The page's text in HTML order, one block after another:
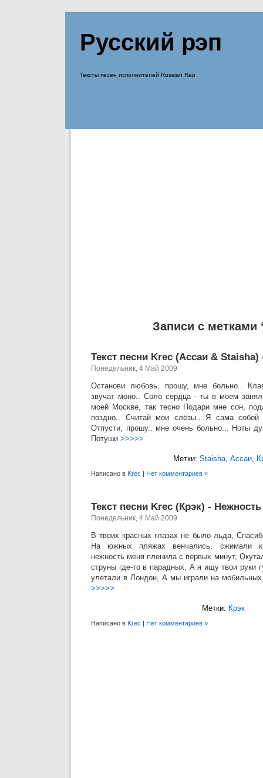
Русский рэп
Тексты песен исполнителей Russian Rap
Записи с метками
Текст песни Krec (Ассаи &
Понедельник, 4 Май 2009
Останови любовь, прошу, мне больно..
звучат моно.. Соло сердца - ты в моем
моей Москве, так тесно Подари мне сон,
поздно.. Считай мои слёзы.. Я сама собой
Отпусти, прошу.. мне очень больно... Ноты
Потуши >>>>>
Метки: Staisha, Ассаи,
Написано в Krec | Нет комментариев »
Текст песни Krec (Крэк) - Нежность
Понедельник, 4 Май 2009
В твоих красных глазах не было льда,
На южных пляжах венчались, сжимали
нежность меня пленила с первых минут,
струны где-то в парадных, А я ищу твои руки
улетали в Лондон, А мы играли на
>>>>>
Метки: Крэк
Написано в Krec | Нет комментариев »